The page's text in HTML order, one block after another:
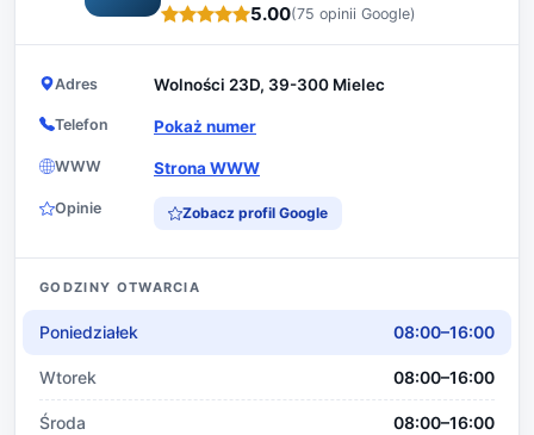
5.00(75 opinii Google)
Adres Wolności 23D, 39-300 Mielec
Telefon Pokaż numer
WWW Strona WWW
Opinie Zobacz profil Google
GODZINY OTWARCIA
Poniedziałek 08:00–16:00
Wtorek 08:00–16:00
Środa 08:00–16:00